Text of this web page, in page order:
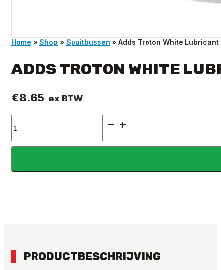
Home » Shop » Spuitbussen » Adds Troton White
ADDS TROTON WHITE
€8.65 ex BTW
Troton
White
Lubricant
aantal
PRODUCTBESCHRIJVING